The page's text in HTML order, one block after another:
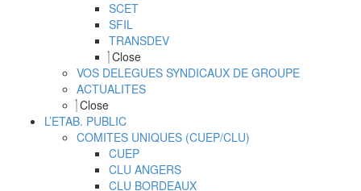
SCET
SFIL
TRANSDEV
Close
VOS DELEGUES SYNDICAUX DE GROUPE
ACTUALITES
Close
L’ETAB. PUBLIC
COMITES UNIQUES (CUEP/CLU)
CUEP
CLU ANGERS
CLU BORDEAUX